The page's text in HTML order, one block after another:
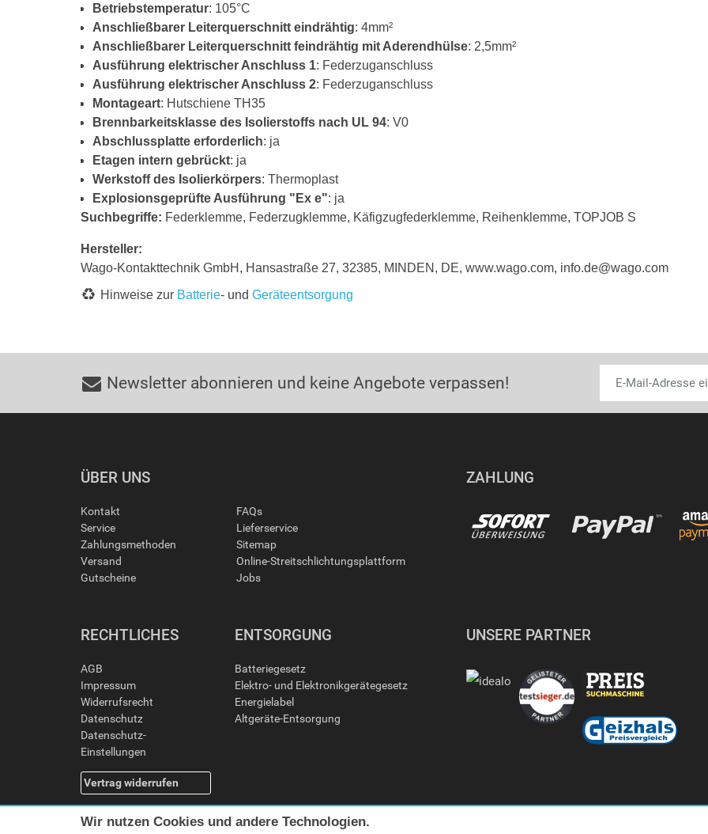
Betriebstemperatur: 105°C
Anschließbarer Leiterquerschnitt eindrähtig: 4mm²
Anschließbarer Leiterquerschnitt feindrähtig mit Aderendhülse: 2,5mm²
Ausführung elektrischer Anschluss 1: Federzuganschluss
Ausführung elektrischer Anschluss 2: Federzuganschluss
Montageart: Hutschiene TH35
Brennbarkeitsklasse des Isolierstoffs nach UL 94: V0
Abschlussplatte erforderlich: ja
Etagen intern gebrückt: ja
Werkstoff des Isolierkörpers: Thermoplast
Explosionsgeprüfte Ausführung "Ex e": ja
Suchbegriffe: Federklemme, Federzugklemme, Käfigzugfederklemme, Reihenklemme, TOPJOB S
Hersteller:
Wago-Kontakttechnik GmbH, Hansastraße 27, 32385, MINDEN, DE, www.wago.com, info.de@wago.com
Hinweise zur Batterie- und Geräteentsorgung
Newsletter abonnieren und keine Angebote verpassen!
ÜBER UNS
Kontakt
Service
Zahlungsmethoden
Versand
Gutscheine
FAQs
Lieferservice
Sitemap
Online-Streitschlichtungsplattform
Jobs
ZAHLUNG
RECHTLICHES
AGB
Impressum
Widerrufsrecht
Datenschutz
Datenschutz-
Einstellungen
Vertrag widerrufen
ENTSORGUNG
Batteriegesetz
Elektro- und Elektronikgerätegesetz
Energielabel
Altgeräte-Entsorgung
UNSERE PARTNER
Wir nutzen Cookies und andere Technologien.